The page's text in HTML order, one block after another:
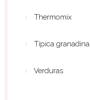
Thermomix
Típica granadina
Verduras